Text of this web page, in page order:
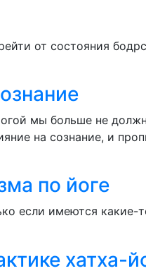
от состояния
мы больше не
на сознание, и
по йоге
если имеются
хатха-